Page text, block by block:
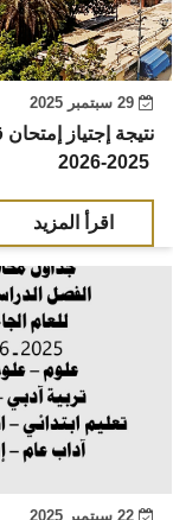
نتيجة إجتياز
اقرأ المزيد